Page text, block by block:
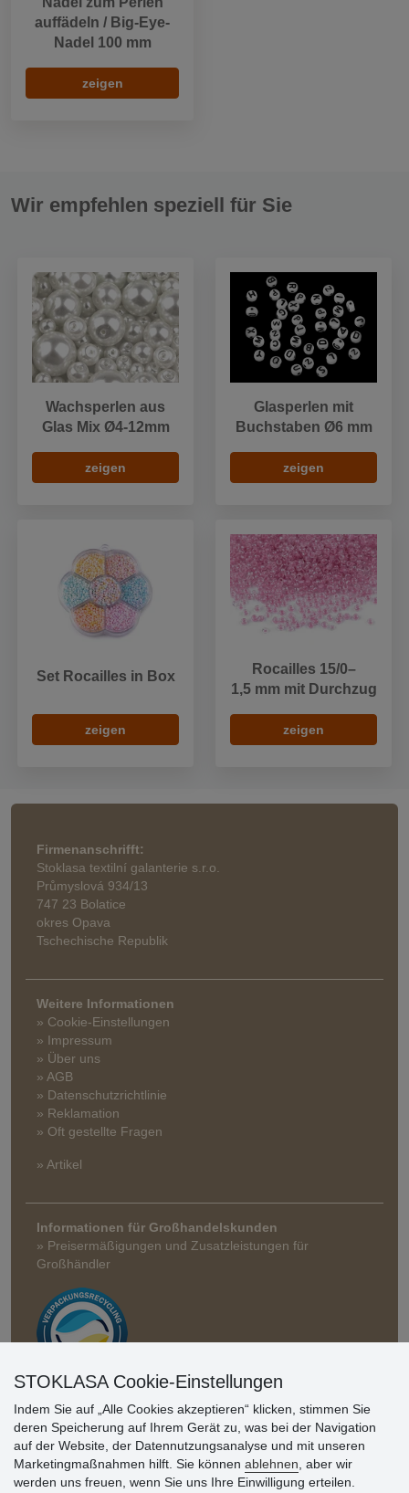
auffädeln / Big-Eye-
Nadel 100 mm
zeigen
Wir empfehlen speziell für Sie
Wachsperlen aus
Glas Mix Ø4-12mm
zeigen
Glasperlen mit
Buchstaben Ø6 mm
zeigen
Set Rocailles in Box
zeigen
Rocailles 15/0–
1,5 mm mit Durchzug
zeigen
Firmenanschrifft:
Stoklasa textilní galanterie s.r.o.
Průmyslová 934/13
747 23 Bolatice
okres Opava
Tschechische Republik
Weitere Informationen
» Cookie-Einstellungen
» Impressum
» Über uns
» AGB
» Datenschutzrichtlinie
» Reklamation
» Oft gestellte Fragen
» Artikel
Informationen für Großhandelskunden
» Preisermäßigungen und Zusatzleistungen für
Großhändler
Kundenbewertung
Sehr schöne Ware zu günstigen Preisen. Sehr
STOKLASA Cookie-Einstellungen
Indem Sie auf „Alle Cookies akzeptieren“ klicken, stimmen Sie
deren Speicherung auf Ihrem Gerät zu, was bei der Navigation
auf der Website, der Datennutzungsanalyse und mit unseren
Marketingmaßnahmen hilft. Sie können ablehnen , aber wir
werden uns freuen, wenn Sie uns Ihre Einwilligung erteilen.